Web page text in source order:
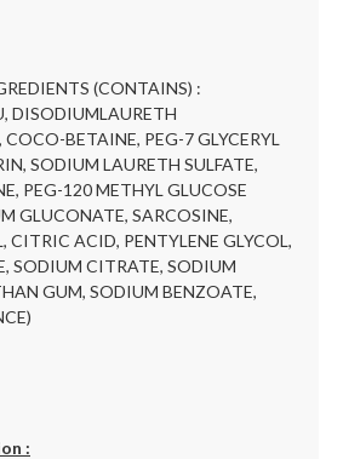
(CONTAINS) :
DISODIUMLAURETH
BETAINE, PEG-7 GLYCERYL
SODIUM LAURETH SULFATE,
PEG-120 METHYL GLUCOSE
GLUCONATE, SARCOSINE,
CITRIC ACID, PENTYLENE GLYCOL,
SODIUM CITRATE, SODIUM
GUM, SODIUM BENZOATE,
: